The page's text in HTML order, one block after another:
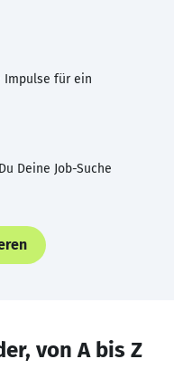
Impulse für ein
Deine Job-Suche
von A bis Z